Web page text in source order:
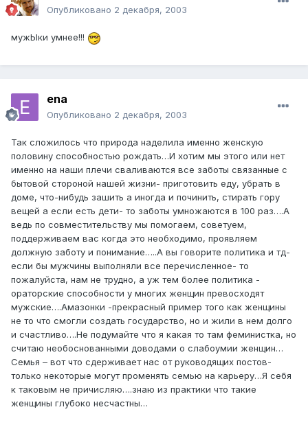
Опубликовано 2 декабря, 2003
мужЫки умнее!!!
ena
Опубликовано 2 декабря, 2003
Так сложилось что природа наделила именно женскую
половину способностью рождать…И хотим мы этого или нет
именно на наши плечи сваливаются все заботы связанные с
бытовой стороной нашей жизни- приготовить еду, убрать в
доме, что-нибудь зашить а иногда и починить, стирать гору
вещей а если есть дети- то заботы умножаются в 100 раз….А
ведь по совместительству мы помогаем, советуем,
поддерживаем вас когда это необходимо, проявляем
должную заботу и понимание…..А вы говорите политика и тд-
если бы мужчины выполняли все перечисленное- то
пожалуйста, нам не трудно, а уж тем более политика -
ораторские способности у многих женщин превосходят
мужские….Амазонки -прекрасный пример того как женщины
не то что смогли создать государство, но и жили в нем долго
и счастливо….Не подумайте что я какая то там феминистка, но
считаю необоснованными доводами о слабоумии женщин…
Семья – вот что сдерживает нас от руководящих постов-
только некоторые могут променять семью на карьеру…Я себя
к таковым не причисляю….знаю из практики что такие
женщины глубоко несчастны…